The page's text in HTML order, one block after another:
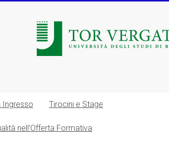
Ingresso Tirocini e Stage
nell’Offerta Formativa